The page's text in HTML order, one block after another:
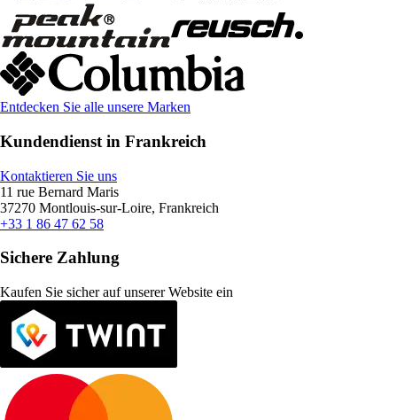
Entdecken Sie alle unsere Marken
Kundendienst in Frankreich
Kontaktieren Sie uns
11 rue Bernard Maris
37270 Montlouis-sur-Loire, Frankreich
+33 1 86 47 62 58
Sichere Zahlung
Kaufen Sie sicher auf unserer Website ein